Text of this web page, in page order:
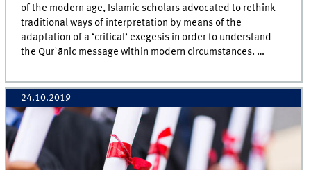
of the modern age, Islamic scholars advocated to rethink
traditional ways of interpretation by means of the
adaptation of a ‘critical’ exegesis in order to understand
the Qurʾānic message within modern circumstances. …
24.10.2019